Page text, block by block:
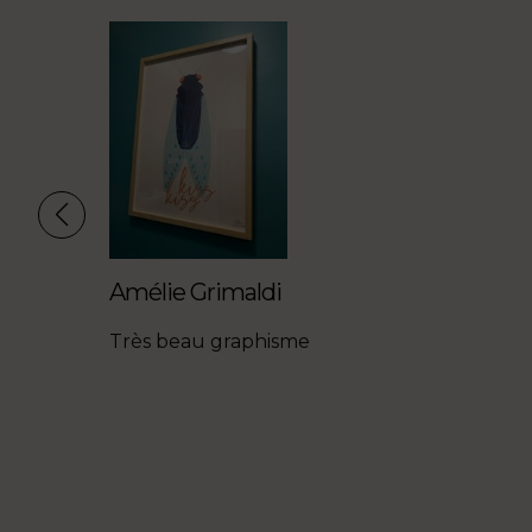
Amélie Grimaldi
Très beau graphisme